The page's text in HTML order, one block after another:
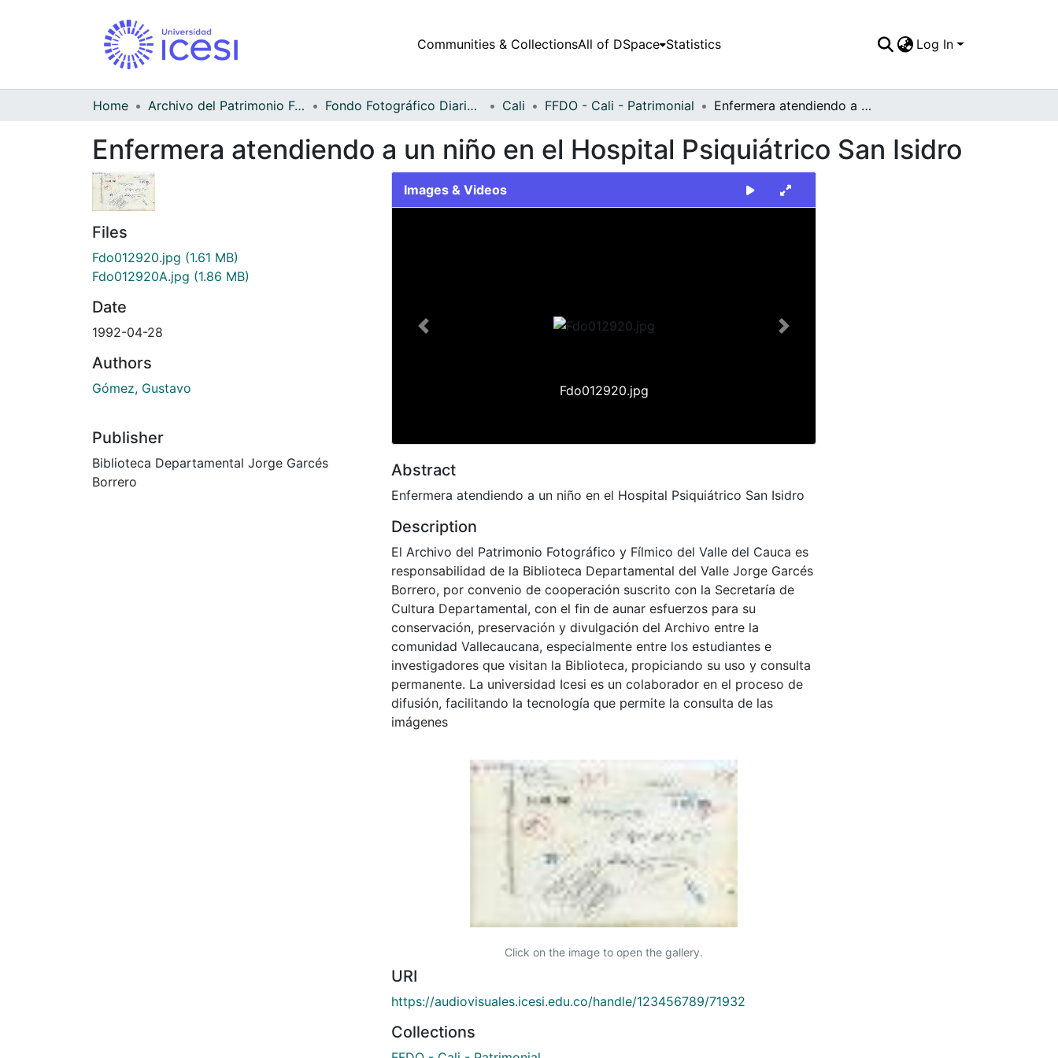
Communities & CollectionsAll of DSpace Statistics Log In
Home Archivo del Patrimonio Fotográfico y Fílmico del Valle del Cauca Fondo Fotográfico Diario Occidente Cali FFDO - Cali - Patrimonial Enfermera atendiendo a un niño en el Hospital Psiquiátrico San Isidro
Enfermera atendiendo a un niño en el Hospital Psiquiátrico San Isidro
Files
Fdo012920.jpg (1.61 MB)
Fdo012920A.jpg (1.86 MB)
Date
1992-04-28
Authors
Gómez, Gustavo
Publisher
Biblioteca Departamental Jorge Garcés
Borrero
Images & Videos
Fdo012920.jpg
Previous Next
Abstract
Enfermera atendiendo a un niño en el Hospital Psiquiátrico San Isidro
Description
El Archivo del Patrimonio Fotográfico y Fílmico del Valle del Cauca es
responsabilidad de la Biblioteca Departamental del Valle Jorge Garcés
Borrero, por convenio de cooperación suscrito con la Secretaría de
Cultura Departamental, con el fin de aunar esfuerzos para su
conservación, preservación y divulgación del Archivo entre la
comunidad Vallecaucana, especialmente entre los estudiantes e
investigadores que visitan la Biblioteca, propiciando su uso y consulta
permanente. La universidad Icesi es un colaborador en el proceso de
difusión, facilitando la tecnología que permite la consulta de las
imágenes
Click on the image to open the gallery.
URI
https://audiovisuales.icesi.edu.co/handle/123456789/71932
Collections